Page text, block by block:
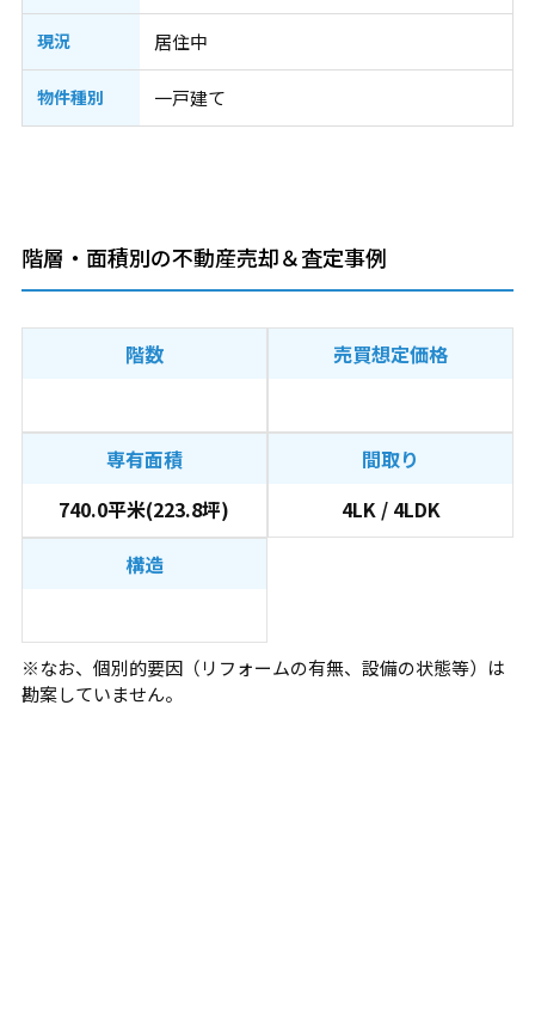
現況 居住中
物件種別 一戸建て
階層・面積別の不動産売却＆査定事例
階数 売買想定価格
専有面積
740.0平米(223.8坪)
間取り
4LK / 4LDK
構造
※なお、個別的要因（リフォームの有無、設備の状態等）は
勘案していません。